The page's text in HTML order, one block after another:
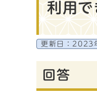
利用で
更新日： 2023
回答